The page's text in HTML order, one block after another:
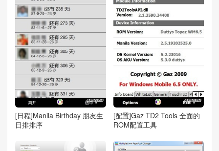
[日程]Manila Birthday 朋友生
日排排序
[配置]Gaz TD2 Tools 全面的
ROM配置工具